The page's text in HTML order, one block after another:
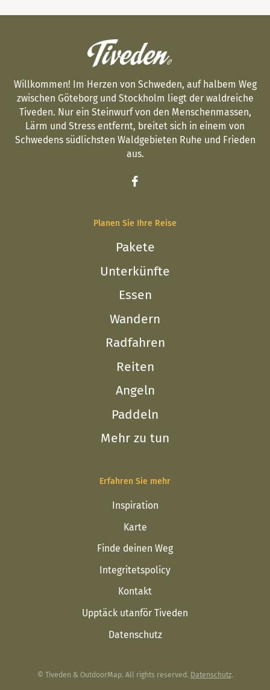
Willkommen! Im Herzen von Schweden, auf halbem Weg
zwischen Göteborg und Stockholm liegt der waldreiche
Tiveden. Nur ein Steinwurf von den Menschenmassen,
Lärm und Stress entfernt, breitet sich in einem von
Schwedens südlichsten Waldgebieten Ruhe und Frieden
aus.
Planen Sie Ihre Reise
Pakete
Unterkünfte
Essen
Wandern
Radfahren
Reiten
Angeln
Paddeln
Mehr zu tun
Erfahren Sie mehr
Inspiration
Karte
Finde deinen Weg
Integritetspolicy
Kontakt
Upptäck utanför Tiveden
Datenschutz
© Tiveden & OutdoorMap. All rights reserved. Datenschutz.